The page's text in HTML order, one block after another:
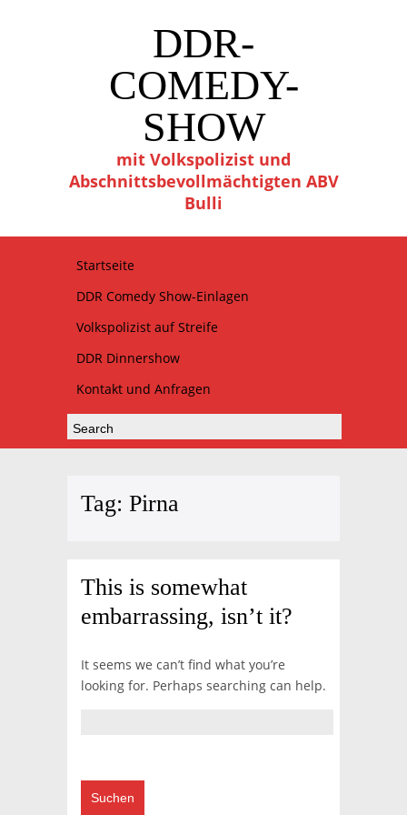
DDR-
COMEDY-
SHOW
mit Volkspolizist und
Abschnittsbevollmächtigten ABV
Bulli
Startseite
DDR Comedy Show-Einlagen
Volkspolizist auf Streife
DDR Dinnershow
Kontakt und Anfragen
Tag: Pirna
This is somewhat
embarrassing, isn’t it?
It seems we can’t find what you’re
looking for. Perhaps searching can help.